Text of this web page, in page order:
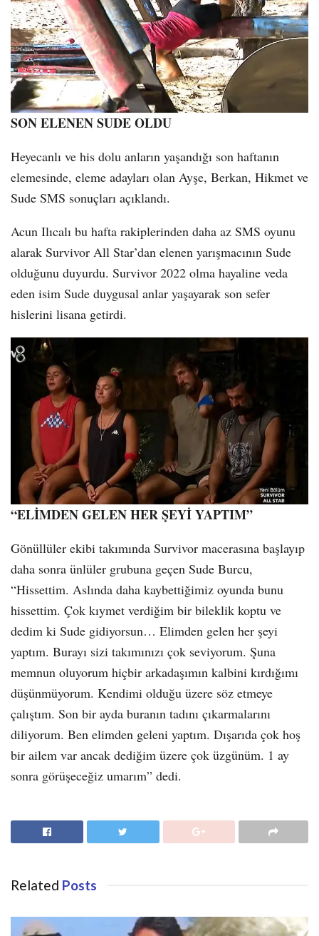
SON ELENEN SUDE OLDU
Heyecanlı ve his dolu anların yaşandığı son haftanın
elemesinde, eleme adayları olan Ayşe, Berkan, Hikmet ve
Sude SMS sonuçları açıklandı.
Acun Ilıcalı bu hafta rakiplerinden daha az SMS oyunu
alarak Survivor All Star’dan elenen yarışmacının Sude
olduğunu duyurdu. Survivor 2022 olma hayaline veda
eden isim Sude duygusal anlar yaşayarak son sefer
hislerini lisana getirdi.
“ELİMDEN GELEN HER ŞEYİ YAPTIM”
Gönüllüler ekibi takımında Survivor macerasına başlayıp
daha sonra ünlüler grubuna geçen Sude Burcu,
“Hissettim. Aslında daha kaybettiğimiz oyunda bunu
hissettim. Çok kıymet verdiğim bir bileklik koptu ve
dedim ki Sude gidiyorsun… Elimden gelen her şeyi
yaptım. Burayı sizi takımınızı çok seviyorum. Şuna
memnun oluyorum hiçbir arkadaşımın kalbini kırdığımı
düşünmüyorum. Kendimi olduğu üzere söz etmeye
çalıştım. Son bir ayda buranın tadını çıkarmalarını
diliyorum. Ben elimden geleni yaptım. Dışarıda çok hoş
bir ailem var ancak dediğim üzere çok üzgünüm. 1 ay
sonra görüşeceğiz umarım” dedi.
Related Posts